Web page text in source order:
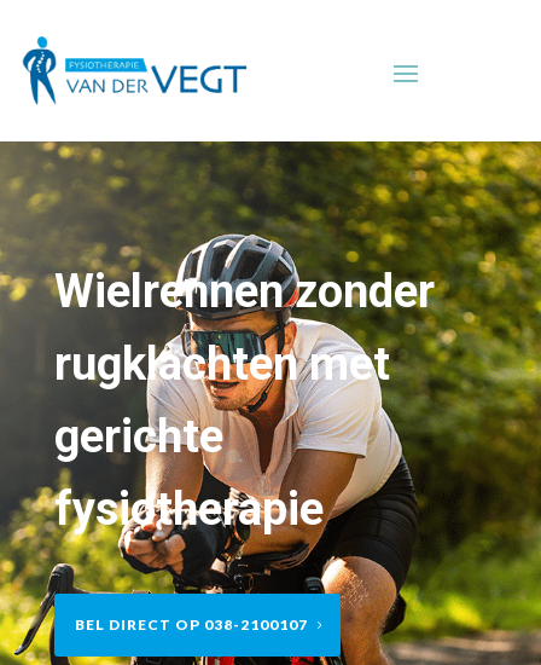
Wielrennen zonder
rugklachten met
gerichte
fysiotherapie
BEL DIRECT OP 038-2100107